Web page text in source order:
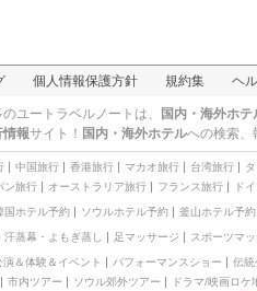
個人情報保護方針 規約集 ヘ
ユートラベルノートは、
国内・海外ホ
情報サイト！ 国内・海外ホテルへの検索、
中国旅行 香港旅行 マカオ旅行 台湾旅行
ン旅行 オーストラリア旅行 フランス旅行 ド
国ホテル予約 ソウルホテル予約 釜山ホテル予約
汗蒸幕・よもぎ蒸し 足マッサージ スポーツマ
演＆体験＆イベント パフォーマンスショー
伝統
市内ツアー ソウル郊外ツアー ドラマ/映画ロケ